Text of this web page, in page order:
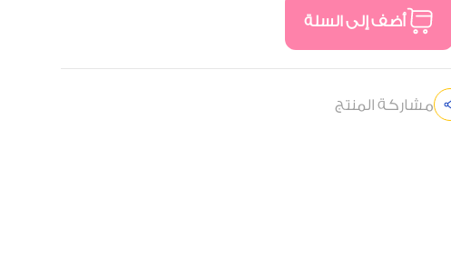
أضف إلى السلة
مشاركة المنتج